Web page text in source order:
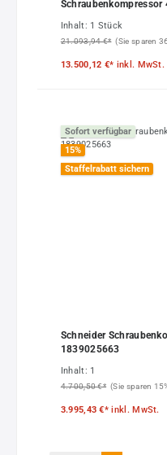
Schraubenkompressor
Inhalt: 1 Stück
21.093,94 €* (Sie sparen
13.500,12 €* inkl. MwSt.
Sofort verfügbar
15%
Staffelrabatt sichern
Schneider
1839025663
Inhalt: 1
4.700,50 €* (Sie sparen
3.995,43 €*inkl. MwSt.